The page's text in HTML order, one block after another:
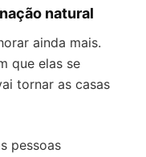
natural
ainda mais.
que elas se
tornar as casas
pessoas